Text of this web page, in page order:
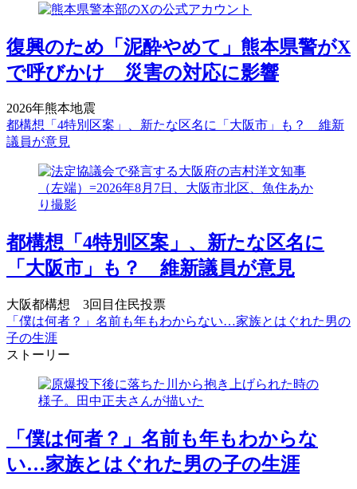
復興のため「泥酔やめて」熊本県警がX
で呼びかけ 災害の対応に影響
2026年熊本地震
都構想「4特別区案」、新たな区名に「大阪市」も？ 維新
議員が意見
都構想「4特別区案」、新たな区名に
「大阪市」も？ 維新議員が意見
大阪都構想 3回目住民投票
「僕は何者？」名前も年もわからない…家族とはぐれた男の
子の生涯
ストーリー
「僕は何者？」名前も年もわからな
い…家族とはぐれた男の子の生涯